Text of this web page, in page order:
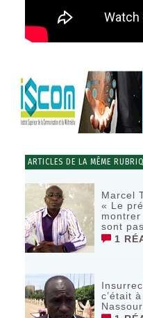
ARTICLES DE LA MÊME
Marcel
« Le
montrer
sont
1
c’était